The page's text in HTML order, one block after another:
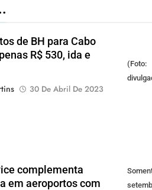
de BH para Cabo
R$ 530, ida e
30 De Abril De 2023
(Foto:
complementa
em aeroportos com